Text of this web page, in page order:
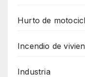
Hurto de
Incendio de
Industria